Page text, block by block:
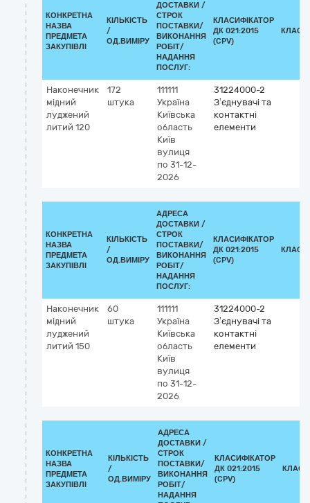
КОНКРЕТНА
НАЗВА
ПРЕДМЕТА
ЗАКУПІВЛІ
КІЛЬКІСТЬ
/
ОД.ВИМІРУ
ДОСТАВКИ /
СТРОК
ПОСТАВКИ/
ВИКОНАННЯ
РОБІТ/
НАДАННЯ
ПОСЛУГ:
КЛАСИФІКАТОР
ДК 021:2015
(CPV)
Наконечник
мідний
луджений
литий 120
172
штука
111111
Україна
Київська
область
Київ
вулиця
по 31-12-
2026
31224000-2
З’єднувачі та
контактні
елементи
КОНКРЕТНА
НАЗВА
ПРЕДМЕТА
ЗАКУПІВЛІ
КІЛЬКІСТЬ
/
ОД.ВИМІРУ
АДРЕСА
ДОСТАВКИ /
СТРОК
ПОСТАВКИ/
ВИКОНАННЯ
РОБІТ/
НАДАННЯ
ПОСЛУГ:
КЛАСИФІКАТОР
ДК 021:2015
(CPV)
Наконечник
мідний
луджений
литий 150
60
штука
111111
Україна
Київська
область
Київ
вулиця
по 31-12-
2026
31224000-2
З’єднувачі та
контактні
елементи
КОНКРЕТНА
НАЗВА
ПРЕДМЕТА
ЗАКУПІВЛІ
КІЛЬКІСТЬ
/
ОД.ВИМІРУ
АДРЕСА
ДОСТАВКИ /
СТРОК
ПОСТАВКИ/
ВИКОНАННЯ
РОБІТ/
НАДАННЯ
КЛАСИФІКАТОР
ДК 021:2015
(CPV)